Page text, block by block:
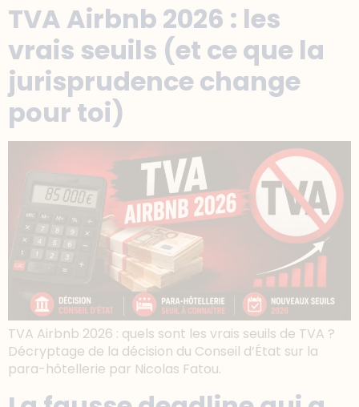
TVA Airbnb 2026 : les
vrais seuils (et ce que la
jurisprudence change
pour toi)
TVA Airbnb 2026 : quels sont les vrais seuils de TVA ?
Décryptage de la décision du Conseil d’État sur la
para-hôtellerie par Nicolas Fatou.